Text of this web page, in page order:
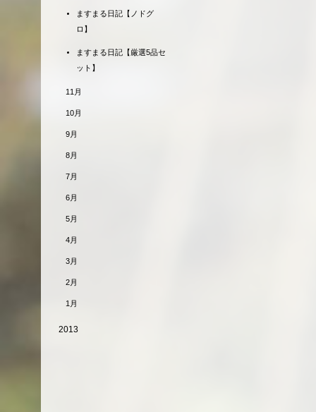
ますまる日記【ノドグ
ロ】
ますまる日記【厳選5品セ
ット】
11月
10月
9月
8月
7月
6月
5月
4月
3月
2月
1月
2013